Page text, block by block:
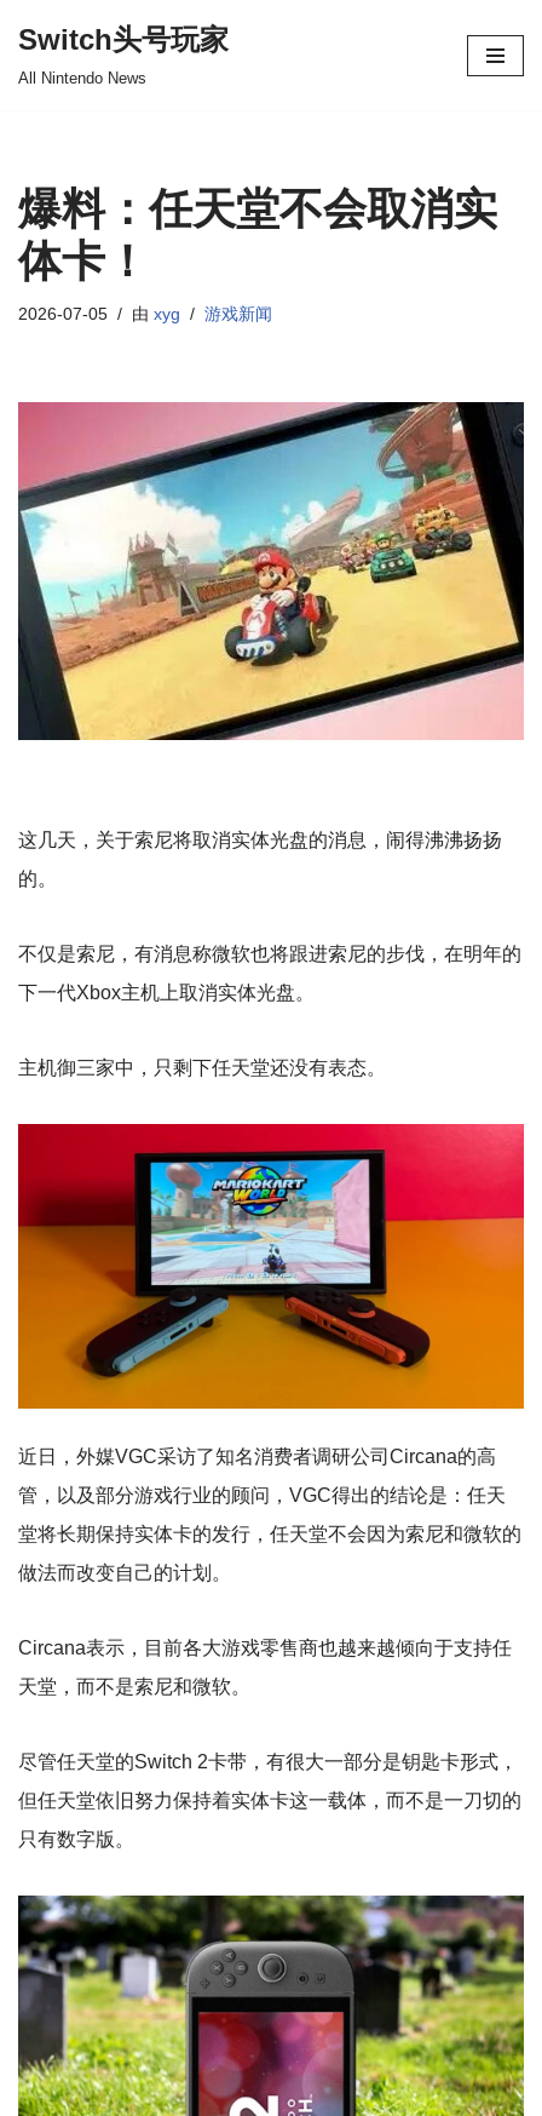
Switch头号玩家
All Nintendo News
爆料：任天堂不会取消实
体卡！
2026-07-05 由 xyg 游戏新闻
这几天，关于索尼将取消实体光盘的消息，闹得沸沸扬扬
的。
不仅是索尼，有消息称微软也将跟进索尼的步伐，在明年的
下一代Xbox主机上取消实体光盘。
主机御三家中，只剩下任天堂还没有表态。
近日，外媒VGC采访了知名消费者调研公司Circana的高
管，以及部分游戏行业的顾问，VGC得出的结论是：任天
堂将长期保持实体卡的发行，任天堂不会因为索尼和微软的
做法而改变自己的计划。
Circana表示，目前各大游戏零售商也越来越倾向于支持任
天堂，而不是索尼和微软。
尽管任天堂的Switch 2卡带，有很大一部分是钥匙卡形式，
但任天堂依旧努力保持着实体卡这一载体，而不是一刀切的
只有数字版。